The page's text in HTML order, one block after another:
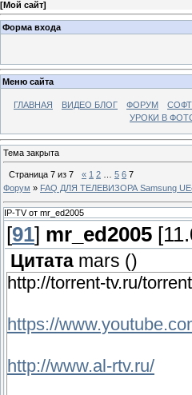
[Мой сайт]
Форма входа
Меню сайта
ГЛАВНАЯ ВИДЕО БЛОГ ФОРУМ СОФТ
УРОКИ В
Тема закрыта
Страница 7 из 7 « 1 2 5 6 7
Форум » FAQ ДЛЯ ТЕЛЕВИЗОРА Samsung
IP-ТV от mr_ed2005
[91] mr_ed2005
Цитата mars ()
http://torrent-tv.ru/
https://
http://www.al-rtv.ru/